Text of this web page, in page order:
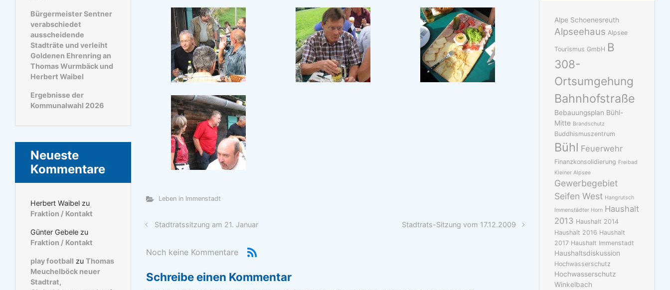
Leben in Immenstadt
Stadtratssitzung am 21. Januar Stadtrats-Sitzung vom 17.12.2009
Noch keine Kommentare
Schreibe einen Kommentar
Bürgermeister Sentner
verabschiedet
ausscheidende
Stadträte und verleiht
Goldenen Ehrenring an
Thomas Wurmbäck und
Herbert Waibel
Ergebnisse der
Kommunalwahl 2026
Neueste
Kommentare
Herbert Waibel zu
Fraktion / Kontakt
Günter Gebele zu
Fraktion / Kontakt
play football zu Thomas
Meuchelböck neuer
Stadtrat,
Alpe Schoenesreuth
Alpseehaus Alpsee
Tourismus GmbH B
308-
Ortsumgehung
Bahnhofstraße
Bebauungsplan Bühl-
Mitte Brandschutz
Buddhismuszentrum
Bühl Feuerwehr
Finanzkonsolidierung Freibad
Kleiner Alpsee
Gewerbegebiet
Seifen West Hangrutsch
Immenstädter Horn Haushalt
2013 Haushalt 2014
Haushalt 2016 Haushalt
2017 Haushalt Immenstadt
Haushaltsdiskussion
Hochwasserschutz
Hochwasserschutz
Winkelbach